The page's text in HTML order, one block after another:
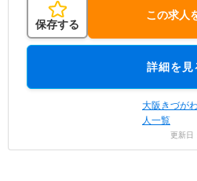
保存する
この求人
詳細を見
大阪きづが
人一覧
更新